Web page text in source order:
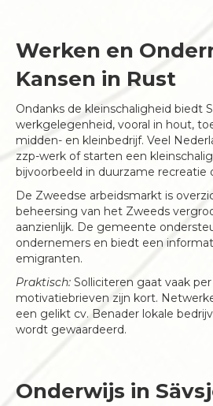
Werken en
Kansen in Rust
Ondanks de kleinschaligheid biedt
werkgelegenheid, vooral in hout,
midden- en kleinbedrijf. Veel
zzp-werk of starten een
bijvoorbeeld in duurzame recreatie
De Zweedse arbeidsmarkt is
beheersing van het Zweeds
aanzienlijk. De gemeente
ondernemers en biedt een
emigranten.
Praktisch: Solliciteren gaat vaak
motivatiebrieven zijn kort.
een gelikt cv. Benader lokale
wordt gewaardeerd.
Onderwijs in